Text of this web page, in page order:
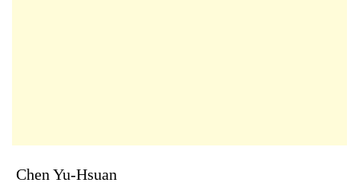
Chen Yu-Hsuan